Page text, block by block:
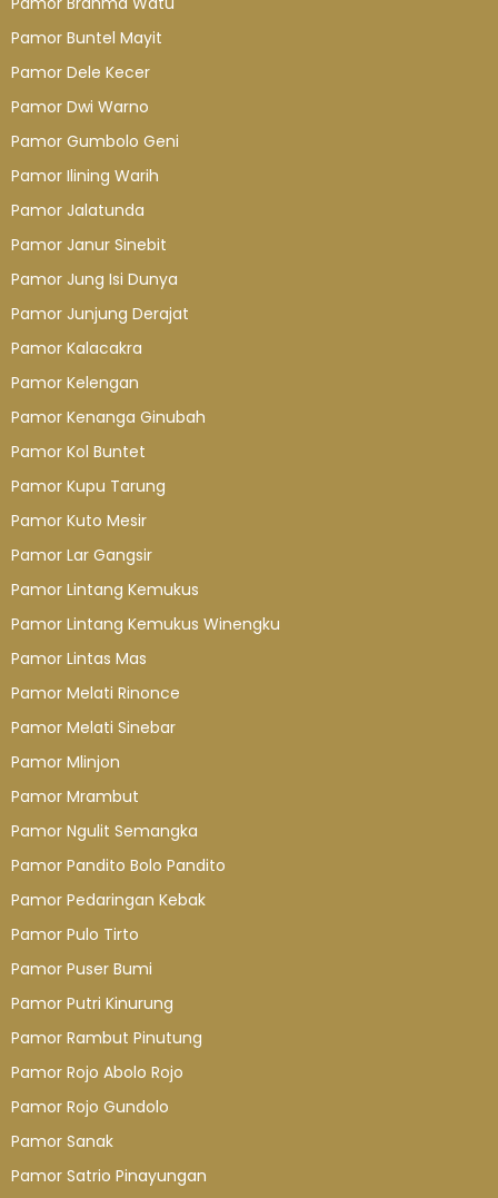
Pamor Buntel Mayit
Pamor Dele Kecer
Pamor Dwi Warno
Pamor Gumbolo Geni
Pamor Ilining Warih
Pamor Jalatunda
Pamor Janur Sinebit
Pamor Jung Isi Dunya
Pamor Junjung Derajat
Pamor Kalacakra
Pamor Kelengan
Pamor Kenanga Ginubah
Pamor Kol Buntet
Pamor Kupu Tarung
Pamor Kuto Mesir
Pamor Lar Gangsir
Pamor Lintang Kemukus
Pamor Lintang Kemukus Winengku
Pamor Lintas Mas
Pamor Melati Rinonce
Pamor Melati Sinebar
Pamor Mlinjon
Pamor Mrambut
Pamor Ngulit Semangka
Pamor Pandito Bolo Pandito
Pamor Pedaringan Kebak
Pamor Pulo Tirto
Pamor Puser Bumi
Pamor Putri Kinurung
Pamor Rambut Pinutung
Pamor Rojo Abolo Rojo
Pamor Rojo Gundolo
Pamor Sanak
Pamor Satrio Pinayungan